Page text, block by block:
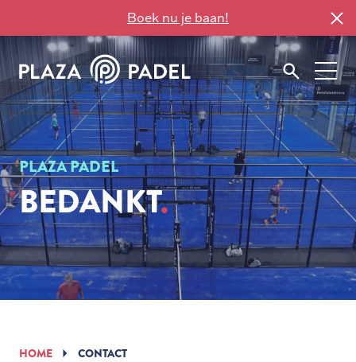
Boek nu je baan!
PLAZA PADEL
BEDANKT
HOME CONTACT